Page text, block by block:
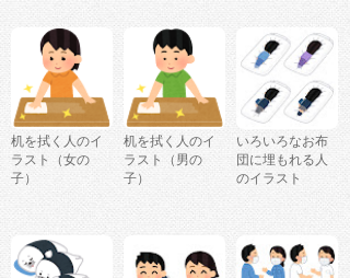
机を拭く人のイ
ラスト（女の
子）
机を拭く人のイ
ラスト（男の
子）
いろいろなお布
団に埋もれる人
のイラスト